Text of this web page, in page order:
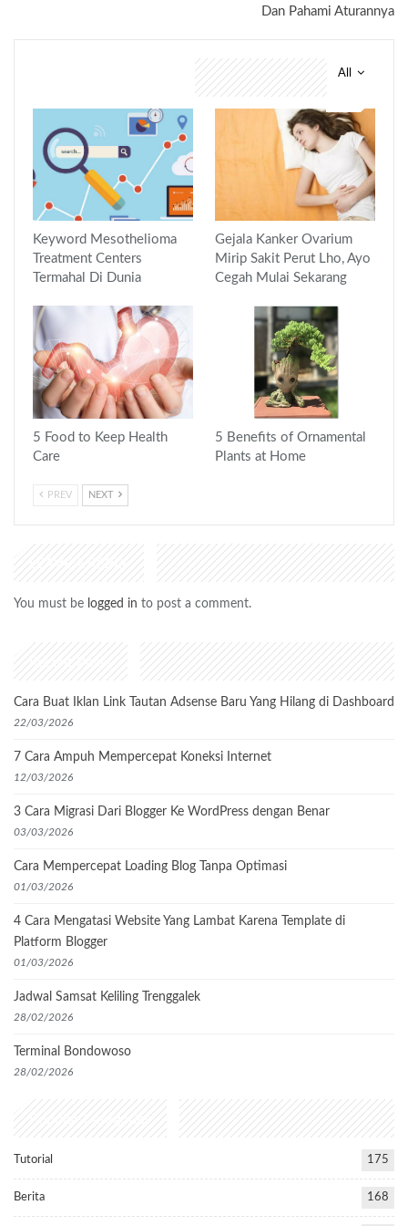
Dan Pahami Aturannya
All
Keyword Mesothelioma
Treatment Centers
Termahal Di Dunia
Gejala Kanker Ovarium
Mirip Sakit Perut Lho, Ayo
Cegah Mulai Sekarang
5 Food to Keep Health
Care
5 Benefits of Ornamental
Plants at Home
PREV NEXT
LEAVE A REPLY
You must be logged in to post a comment.
Recent Posts
Cara Buat Iklan Link Tautan Adsense Baru Yang Hilang di Dashboard
22/03/2026
7 Cara Ampuh Mempercepat Koneksi Internet
12/03/2026
3 Cara Migrasi Dari Blogger Ke WordPress dengan Benar
03/03/2026
Cara Mempercepat Loading Blog Tanpa Optimasi
01/03/2026
4 Cara Mengatasi Website Yang Lambat Karena Template di
Platform Blogger
01/03/2026
Jadwal Samsat Keliling Trenggalek
28/02/2026
Terminal Bondowoso
28/02/2026
Popular Categories
Tutorial 175
Berita 168